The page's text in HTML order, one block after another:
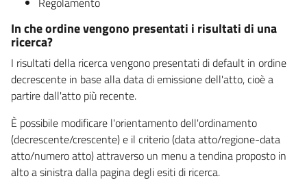
In che ordine vengono presentati i risultati di una
ricerca?
I risultati della ricerca vengono presentati di default in ordine
decrescente in base alla data di emissione dell'atto, cioè a
partire dall'atto più recente.
È possibile modificare l'orientamento dell'ordinamento
(decrescente/crescente) e il criterio (data atto/regione-data
atto/numero atto) attraverso un menu a tendina proposto in
alto a sinistra dalla pagina degli esiti di ricerca.